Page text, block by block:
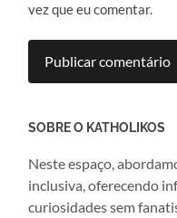
vez que eu comentar.
SOBRE O KATHOLIKOS
Neste espaço,
inclusiva, oferecendo
curiosidades sem